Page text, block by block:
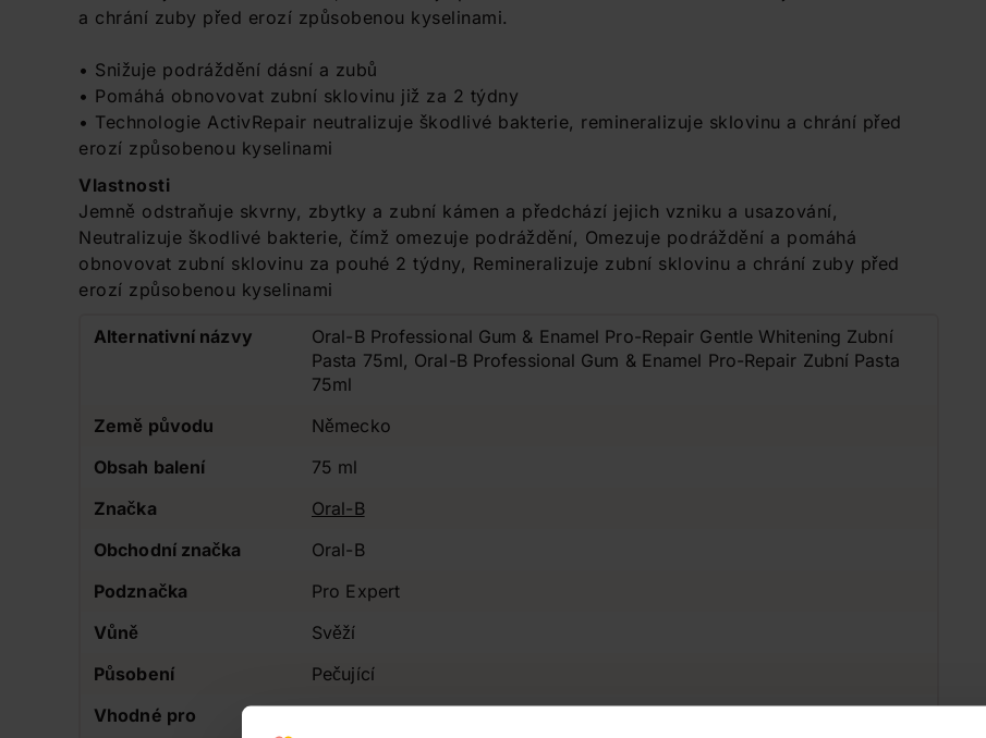
a chrání zuby před erozí způsobenou kyselinami.
• Snižuje podráždění dásní a zubů
• Pomáhá obnovovat zubní sklovinu již za 2 týdny
• Technologie ActivRepair neutralizuje škodlivé bakterie, remineralizuje sklovinu a chrání před
erozí způsobenou kyselinami
Vlastnosti
Jemně odstraňuje skvrny, zbytky a zubní kámen a předchází jejich vzniku a usazování,
Neutralizuje škodlivé bakterie, čímž omezuje podráždění, Omezuje podráždění a pomáhá
obnovovat zubní sklovinu za pouhé 2 týdny, Remineralizuje zubní sklovinu a chrání zuby před
erozí způsobenou kyselinami
Alternativní názvy
Oral-B Professional Gum & Enamel Pro-Repair Gentle Whitening Zubní
Pasta 75ml, Oral-B Professional Gum & Enamel Pro-Repair Zubní Pasta
75ml
Země původu
Německo
Obsah balení
75 ml
Značka
Oral-B
Obchodní značka
Oral-B
Podznačka
Pro Expert
Vůně
Svěží
Působení
Pečující
Vhodné pro